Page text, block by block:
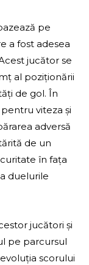
pe
a fost adesea
jucător se
al poziționării
de gol. În
viteza și
adversă
de un
în fața
duelurile
jucători și
pe parcursul
scorului